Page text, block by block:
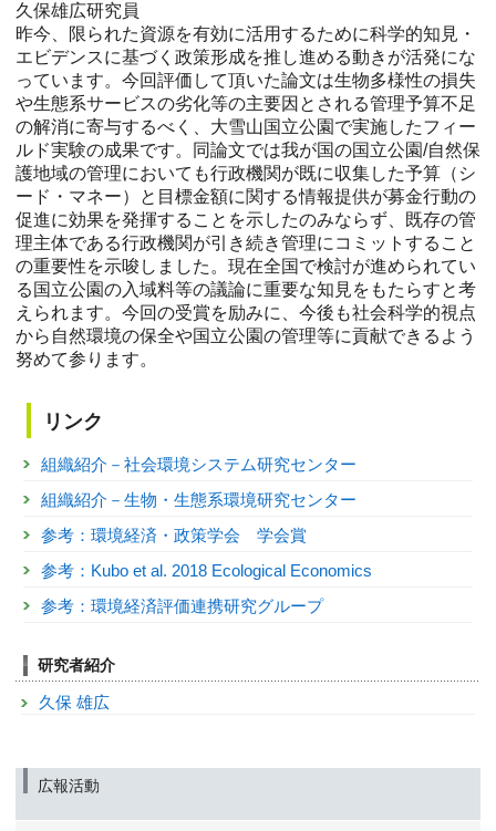
久保雄広研究員
昨今、限られた資源を有効に活用するために科学的知見・
エビデンスに基づく政策形成を推し進める動きが活発にな
っています。今回評価して頂いた論文は生物多様性の損失
や生態系サービスの劣化等の主要因とされる管理予算不足
の解消に寄与するべく、大雪山国立公園で実施したフィー
ルド実験の成果です。同論文では我が国の国立公園/自然保
護地域の管理においても行政機関が既に収集した予算（シ
ード・マネー）と目標金額に関する情報提供が募金行動の
促進に効果を発揮することを示したのみならず、既存の管
理主体である行政機関が引き続き管理にコミットすること
の重要性を示唆しました。現在全国で検討が進められてい
る国立公園の入域料等の議論に重要な知見をもたらすと考
えられます。今回の受賞を励みに、今後も社会科学的視点
から自然環境の保全や国立公園の管理等に貢献できるよう
努めて参ります。
リンク
組織紹介－社会環境システム研究センター
組織紹介－生物・生態系環境研究センター
参考：環境経済・政策学会 学会賞
参考：Kubo et al. 2018 Ecological Economics
参考：環境経済評価連携研究グループ
研究者紹介
久保 雄広
広報活動